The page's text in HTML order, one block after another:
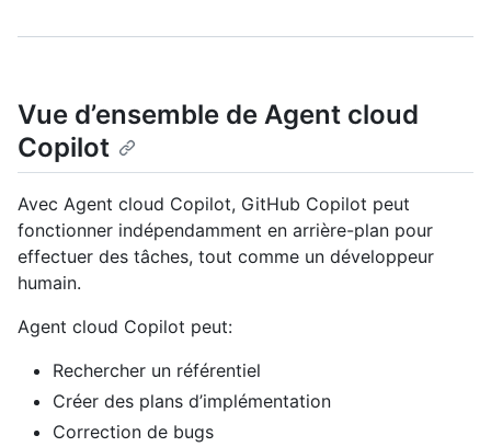
Vue d’ensemble de Agent cloud
Copilot
Avec Agent cloud Copilot, GitHub Copilot peut
fonctionner indépendamment en arrière-plan pour
effectuer des tâches, tout comme un développeur
humain.
Agent cloud Copilot peut:
Rechercher un référentiel
Créer des plans d’implémentation
Correction de bugs